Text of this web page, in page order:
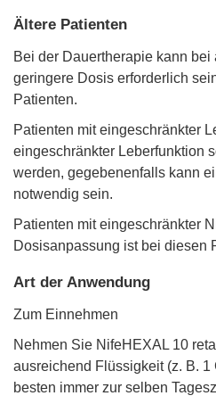
Ältere Patienten
Bei der Dauertherapie kann
geringere Dosis erforderlich
Patienten.
Patienten mit eingeschränkter
eingeschränkter Leberfunktion
werden, gegebenenfalls kann
notwendig sein.
Patienten mit eingeschränkter
Dosisanpassung ist bei diesen
Art der Anwendung
Zum Einnehmen
Nehmen Sie NifeHEXAL 10
ausreichend Flüssigkeit (z. B. 1
besten immer zur selben